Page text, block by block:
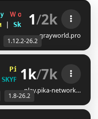
Ｗｏｒｌｄ V --[-----
Sky PvP SkyBlock
1/2k
grayworld.pro
1.12.2-26.2
PikaNetwork
SKYPVP RESET!
1k/7k
play.pika-network…
1.8-26.2